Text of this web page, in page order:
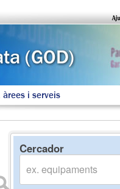
àrees i serveis
Cercador